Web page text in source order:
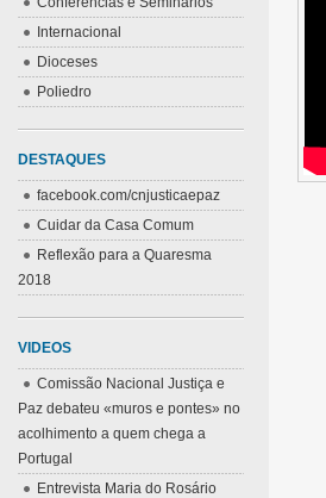
Internacional
Dioceses
Poliedro
DESTAQUES
facebook.com/cnjusticaepaz
Cuidar da Casa Comum
Reflexão para a Quaresma
2018
VIDEOS
Comissão Nacional Justiça e
Paz debateu «muros e pontes» no
acolhimento a quem chega a
Portugal
Entrevista Maria do Rosário